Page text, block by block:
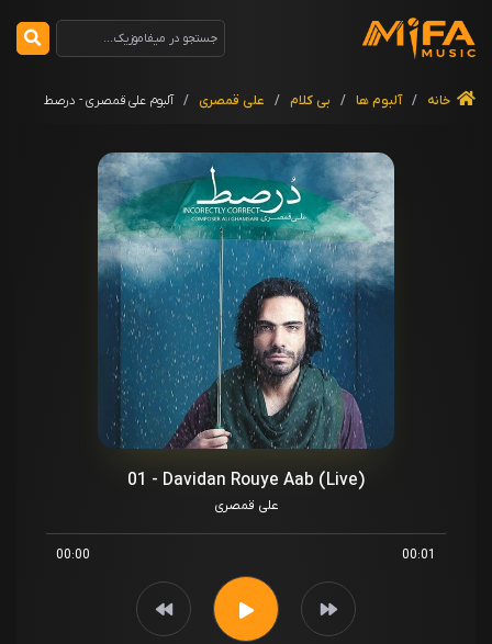
خانه / آلبوم ها / بی کلام / علی قمصری / آلبوم علی قمصری - درصط
01 - Davidan Rouye Aab (Live)
علی قمصری
00:00 00:01